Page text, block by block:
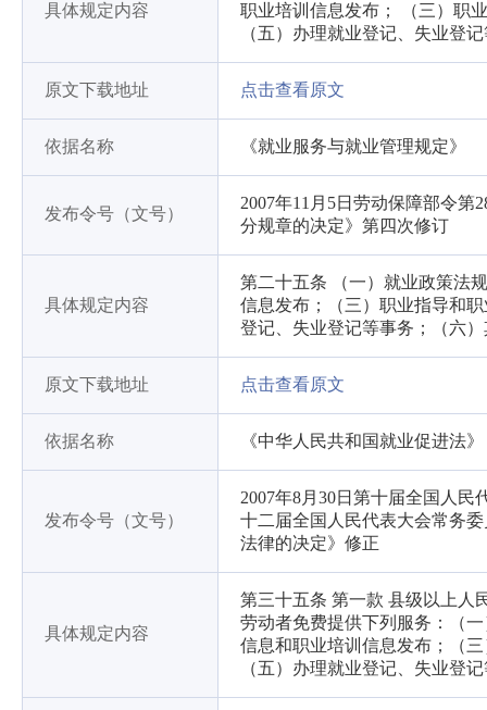
具体规定内容
职业培训信息发布； （三）职
（五）办理就业登记、失业登
原文下载地址 点击查看原文
依据名称 《就业服务与就业管理规定》
发布令号（文号）
2007年11月5日劳动保障部令第
分规章的决定》第四次修订
具体规定内容
第二十五条 （一）就业政策法
信息发布；（三）职业指导和
登记、失业登记等事务；（六
原文下载地址 点击查看原文
依据名称 《中华人民共和国就业促进法》
发布令号（文号）
2007年8月30日第十届全国人民
十二届全国人民代表大会常务
法律的决定》修正
具体规定内容
第三十五条 第一款 县级以上人
劳动者免费提供下列服务：（
信息和职业培训信息发布；（
（五）办理就业登记、失业登